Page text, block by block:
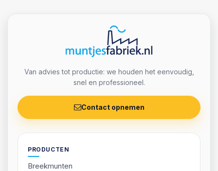
Van advies tot productie: we houden het eenvoudig,
snel en professioneel.
Contact opnemen
PRODUCTEN
Breekmunten